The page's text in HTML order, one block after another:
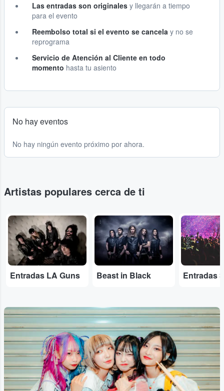
Las entradas son originales y llegarán a tiempo
para el evento
Reembolso total si el evento se cancela y no se
reprograma
Servicio de Atención al Cliente en todo
momento hasta tu asiento
No hay eventos
No hay ningún evento próximo por ahora.
Artistas populares cerca de ti
...
Entradas LA Guns
...
Beast in Black
Adobe Stock
Entradas
...